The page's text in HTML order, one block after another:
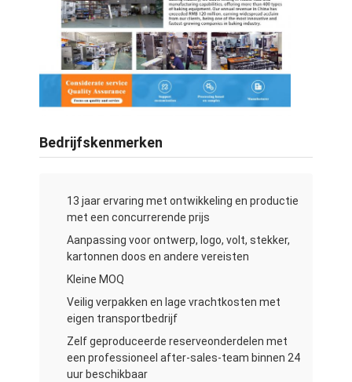
Bedrijfskenmerken
13 jaar ervaring met ontwikkeling en productie
met een concurrerende prijs
Aanpassing voor ontwerp, logo, volt, stekker,
kartonnen doos en andere vereisten
Kleine MOQ
Veilig verpakken en lage vrachtkosten met
eigen transportbedrijf
Zelf geproduceerde reserveonderdelen met
een professioneel after-sales-team binnen 24
uur beschikbaar